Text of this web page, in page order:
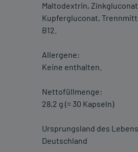
Maltodextrin,
Kupfergluconat,
B12.
Allergene:
Keine enthalten.
Nettofüllmenge:
28,2 g (= 30 Kapseln)
Ursprungsland des
Deutschland